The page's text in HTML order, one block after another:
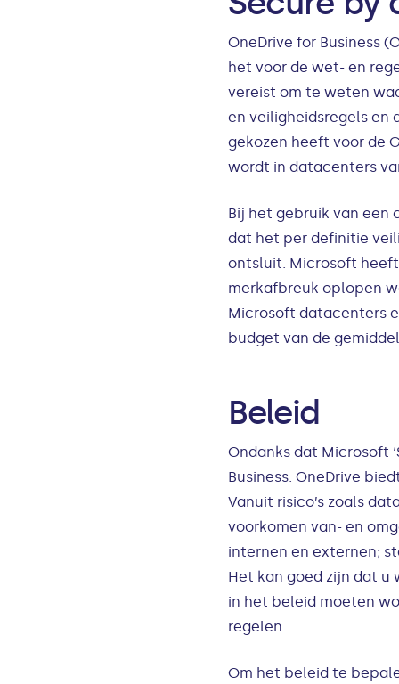
OneDrive for Business
het voor de wet- en
vereist om te weten
en veiligheidsregels en
gekozen heeft voor de
wordt in datacenters
Bij het gebruik van een
dat het per definitie
ontsluit. Microsoft
merkafbreuk oplopen
Microsoft datacenters
budget van de
Beleid
Ondanks dat Microsoft
Business. OneDrive
Vanuit risico’s zoals
voorkomen van- en
internen en externen;
Het kan goed zijn dat
in het beleid moeten
regelen.
Om het beleid te